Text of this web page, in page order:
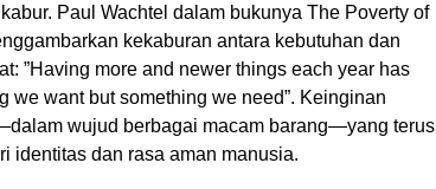
Paul Wachtel dalam bukunya The Poverty of
kekaburan antara kebutuhan dan
”Having more and newer things each year has
we want but something we need”. Keinginan
wujud berbagai macam barang—yang terus
identitas dan rasa aman manusia.